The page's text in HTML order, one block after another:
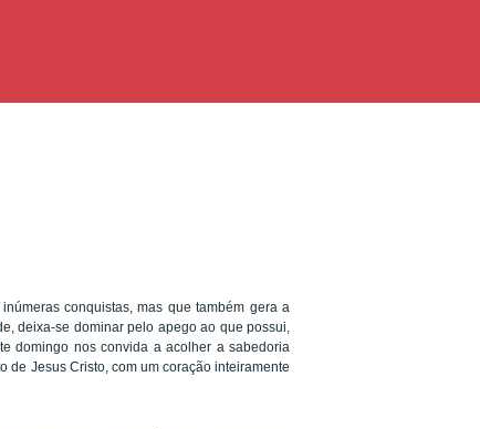
conquistas, mas que também gera a
deixa-se dominar pelo apego ao que possui,
domingo nos convida a acolher a sabedoria
Jesus Cristo, com um coração inteiramente